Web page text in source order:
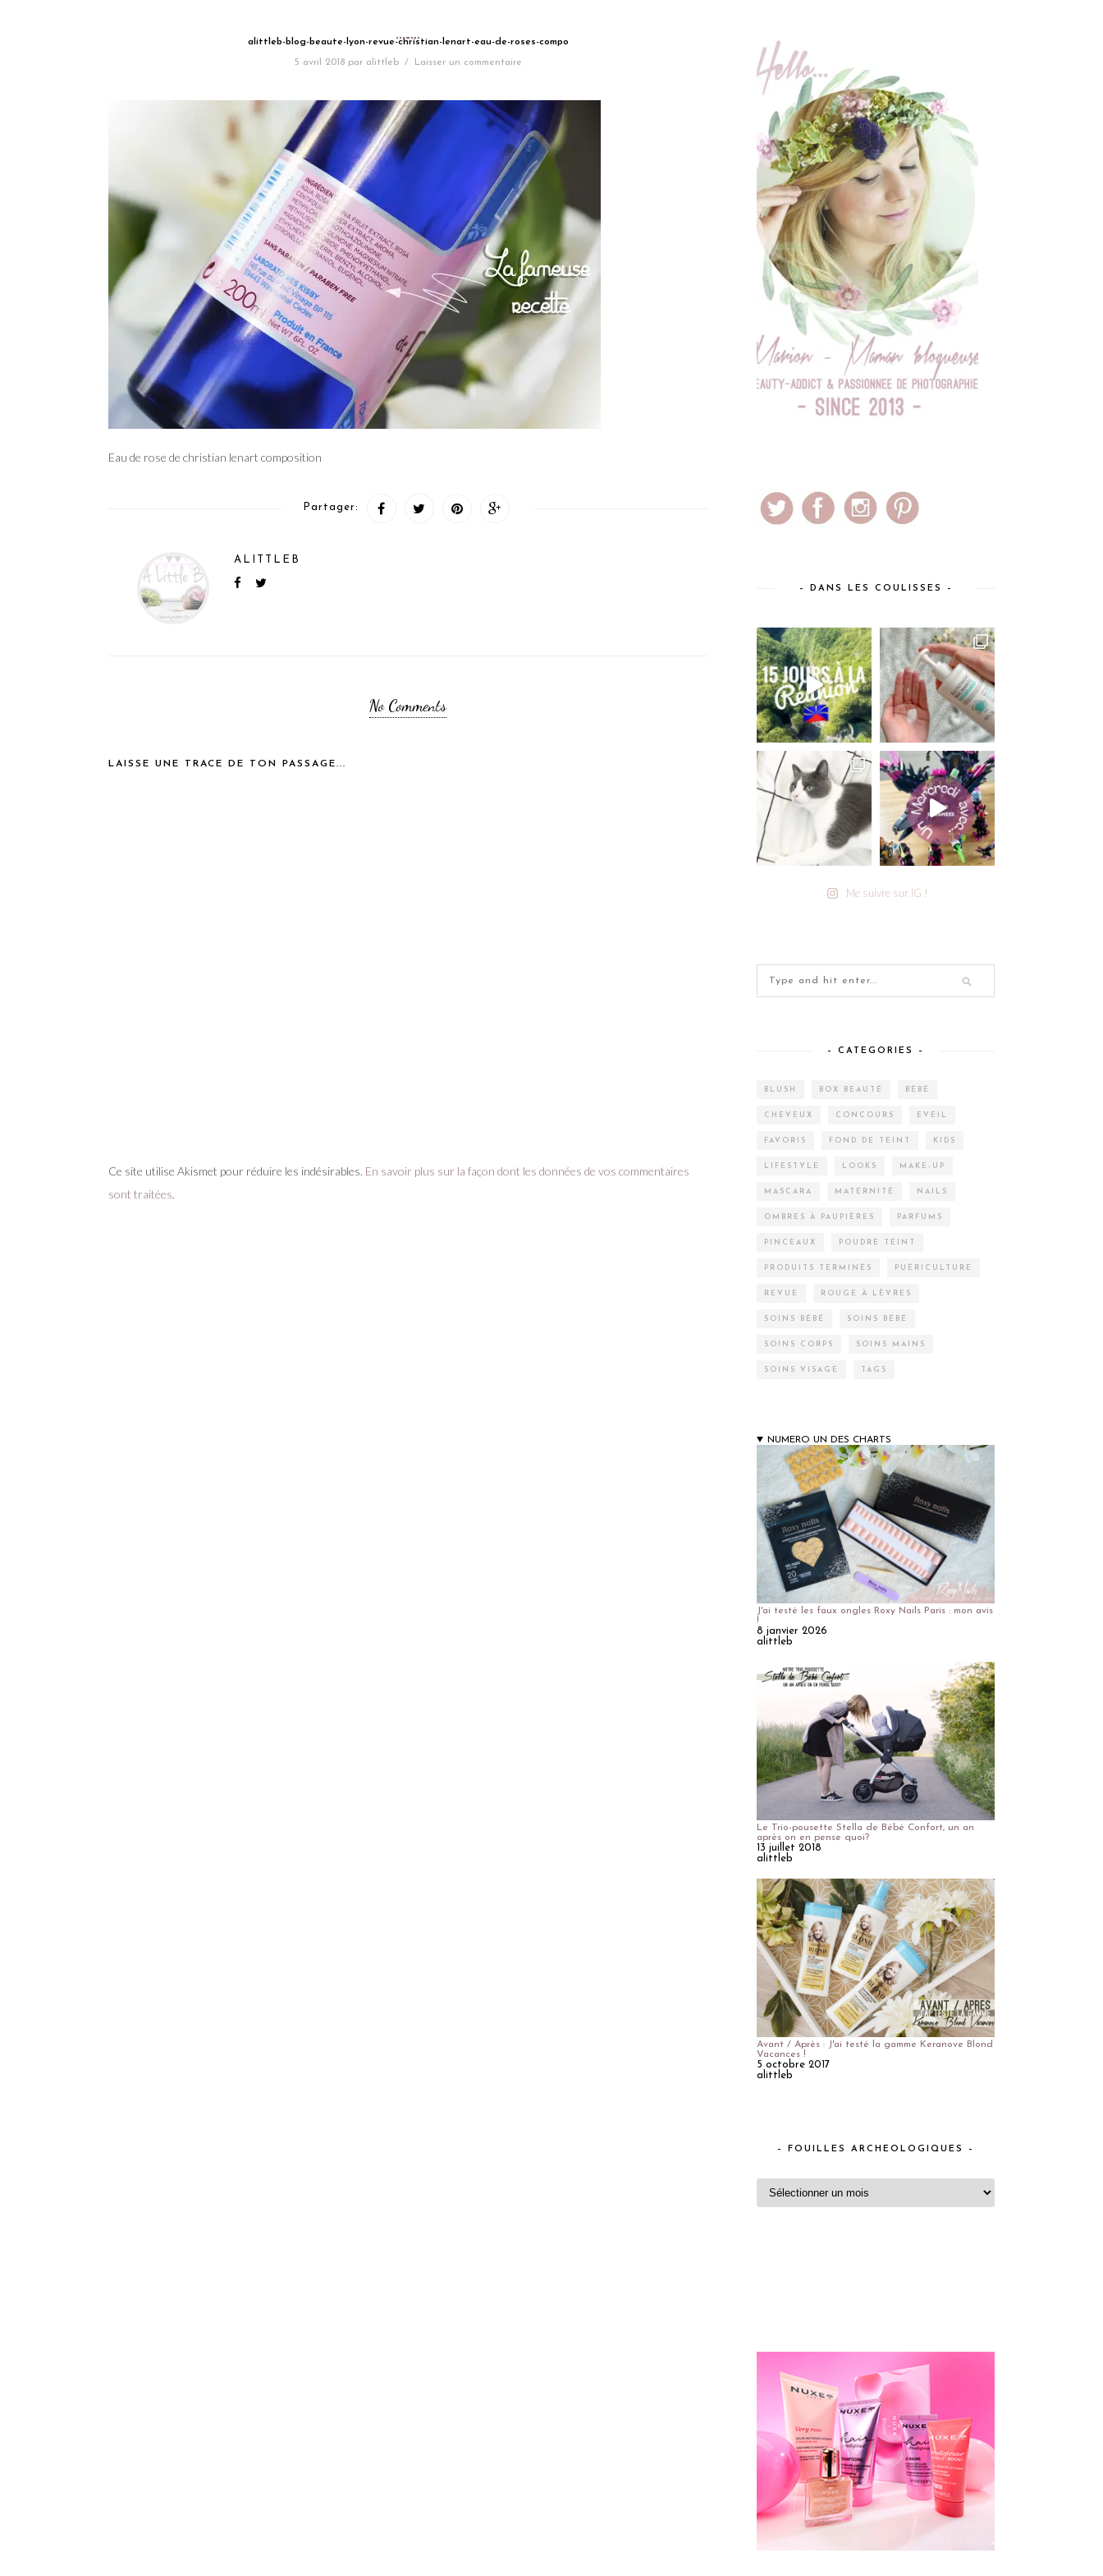
alittleb-blog-beaute-lyon-revue-christian-lenart-eau-de-roses-compo
5 avril 2018 par alittleb / Laisser un commentaire
Eau de rose de christian lenart composition
Partager:
ALITTLEB
No Comments
LAISSE UNE TRACE DE TON PASSAGE...
Ce site utilise Akismet pour réduire les indésirables. En savoir plus sur la façon dont les données de vos commentaires
sont traitées.
– DANS LES COULISSES –
Me suivre sur IG !
– CATEGORIES –
BLUSH BOX BEAUTÉ BÉBÉ
CHEVEUX CONCOURS EVEIL
FAVORIS FOND DE TEINT KIDS
LIFESTYLE LOOKS MAKE-UP
MASCARA MATERNITÉ NAILS
OMBRES À PAUPIÈRES PARFUMS
PINCEAUX POUDRE TEINT
PRODUITS TERMINÉS PUÉRICULTURE
REVUE ROUGE À LÈVRES
SOINS BÉBÉ SOINS BÉBÉ
SOINS CORPS SOINS MAINS
SOINS VISAGE TAGS
NUMERO UN DES CHARTS
J'ai testé les faux ongles Roxy Nails Paris : mon avis
!
8 janvier 2026
alittleb
Le Trio-pousette Stella de Bébé Confort, un an
après on en pense quoi?
13 juillet 2018
alittleb
Avant / Après : J'ai testé la gamme Keranove Blond
Vacances !
5 octobre 2017
alittleb
– FOUILLES ARCHEOLOGIQUES –